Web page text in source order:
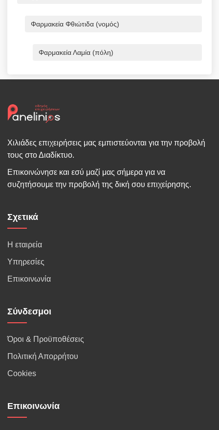
Φαρμακεία Φθιώτιδα (νομός)
Φαρμακεία Λαμία (πόλη)
Χιλιάδες επιχειρήσεις μας εμπιστεύονται για την προβολή
τους στο Διαδίκτυο.
Επικοινώνησε και εσύ μαζί μας σήμερα για να
συζητήσουμε την προβολή της δική σου επιχείρησης.
Σχετικά
Η εταιρεία
Υπηρεσίες
Επικοινωνία
Σύνδεσμοι
Όροι & Προϋποθέσεις
Πολιτική Απορρήτου
Cookies
Επικοινωνία